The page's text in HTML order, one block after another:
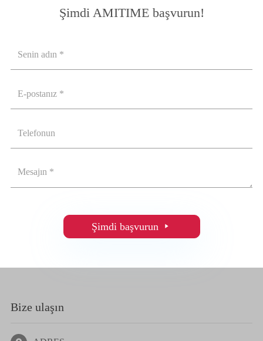
Şimdi AMITIME başvurun!
Şimdi başvurun 
Bize ulaşın